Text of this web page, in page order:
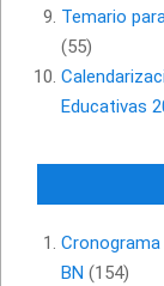
Temario
(55)
Educativas
BN (154)